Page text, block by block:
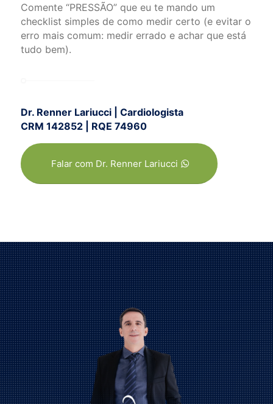
Comente “PRESSÃO” que eu te mando um
checklist simples de como medir certo (e evitar o
erro mais comum: medir errado e achar que está
tudo bem).
Dr. Renner Lariucci | Cardiologista
CRM 142852 | RQE 74960
Falar com Dr. Renner Lariucci